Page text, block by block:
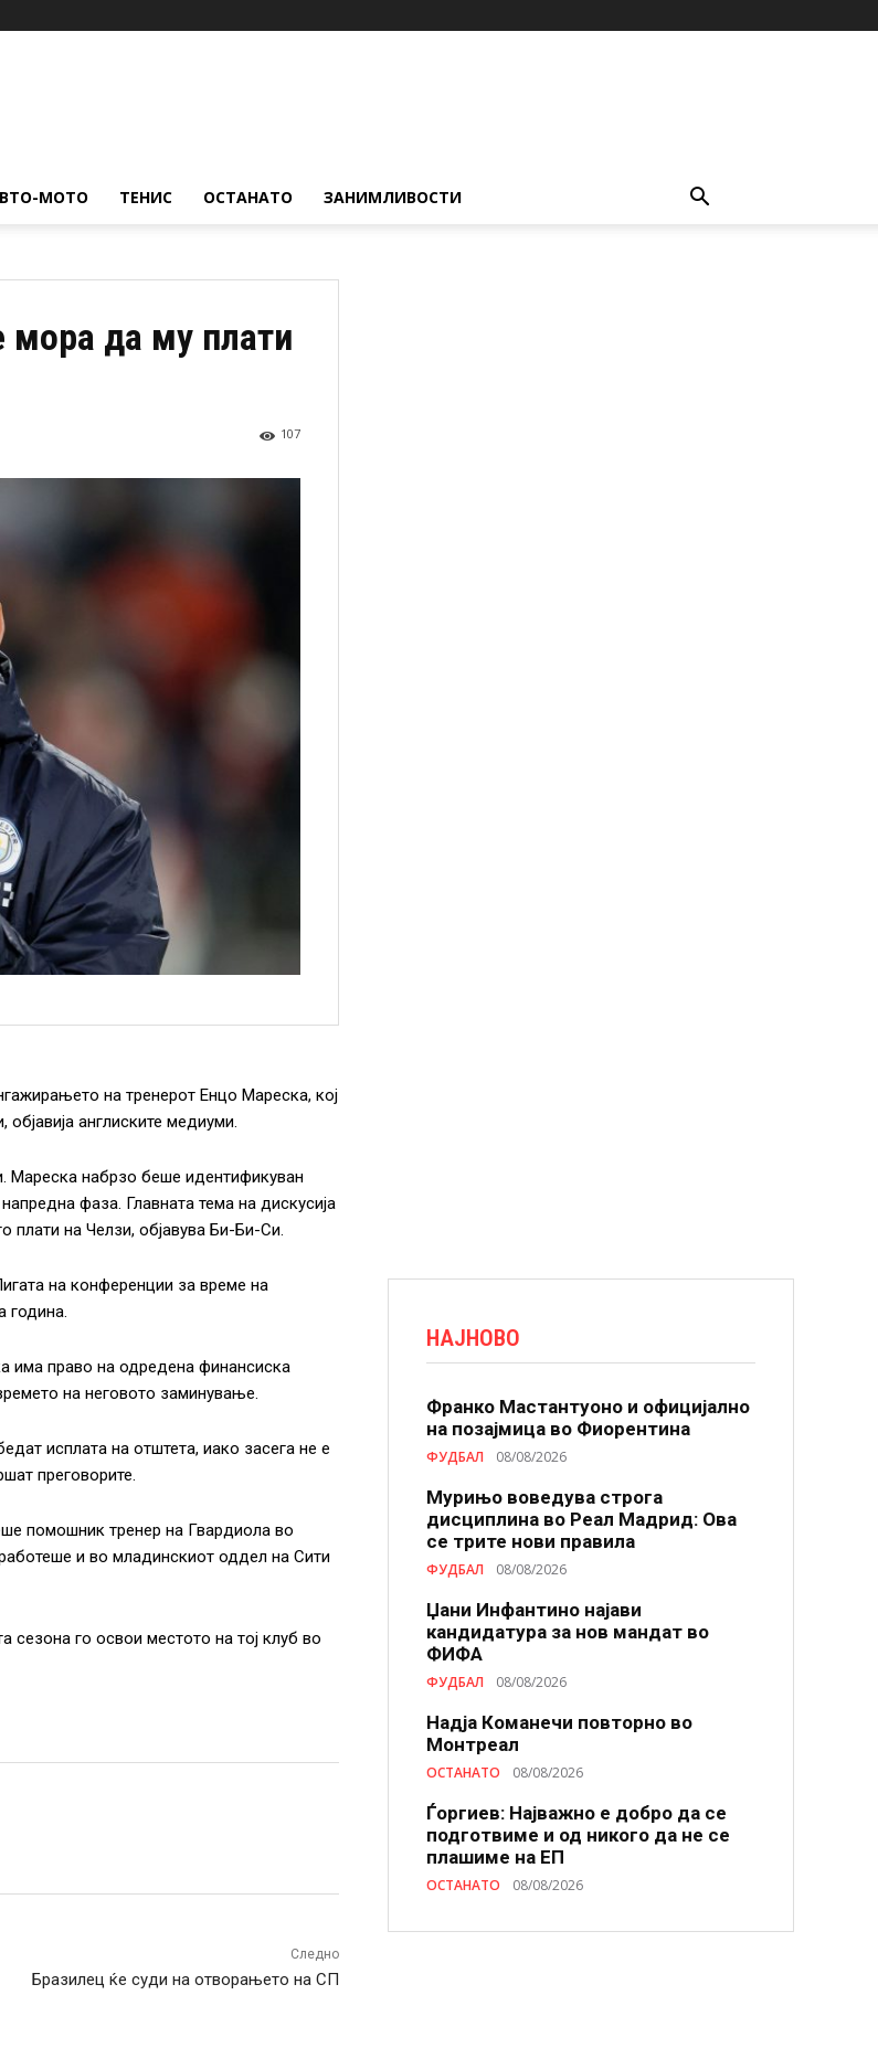
МОТО ТЕНИС ОСТАНАТО ЗАНИМЛИВОСТИ
мора да му плати
107
на тренерот Енцо Мареска, кој
англиските медиуми.
Мареска набрзо беше идентификуван
фаза. Главната тема на дискусија
плати на Челзи, објавува Би-Би-Си.
на конференции за време на
година.
има право на одредена финансиска
на неговото заминување.
исплата на отштета, иако засега не е
преговорите.
помошник тренер на Гвардиола во
работеше и во младинскиот оддел на Сити
го освои местото на тој клуб во
Следно
Бразилец ќе суди на отворањето на СП
НАЈНОВО
Франко Мастантуоно и официјално
на позајмица во Фиорентина
ФУДБАЛ 08/08/2026
Мурињо воведува строга
дисциплина во Реал Мадрид: Ова
се трите нови правила
ФУДБАЛ 08/08/2026
Џани Инфантино најави
кандидатура за нов мандат во
ФИФА
ФУДБАЛ 08/08/2026
Надја Команечи повторно во
Монтреал
ОСТАНАТО 08/08/2026
Ѓоргиев: Најважно е добро да се
подготвиме и од никого да не се
плашиме на ЕП
ОСТАНАТО 08/08/2026